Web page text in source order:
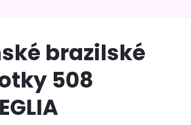
brazilské
508